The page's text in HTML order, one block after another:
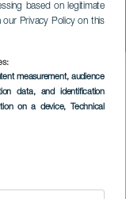
based on legitimate
our Privacy Policy on this
measurement, audience
data, and identification
on a device, Technical
Cruz: